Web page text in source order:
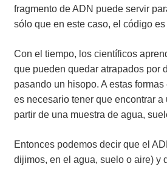
fragmento de ADN puede servir
sólo que en este caso, el código
Con el tiempo, los científicos
que pueden quedar atrapados por
pasando un hisopo. A estas
es necesario tener que encontrar
partir de una muestra de agua,
Entonces podemos decir que el
dijimos, en el agua, suelo o aire) y